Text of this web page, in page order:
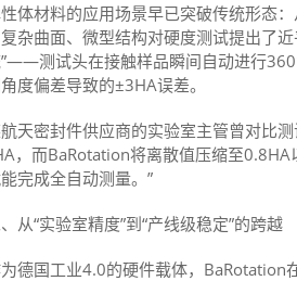
材料的应用场景早已突破传统形态：
杂曲面、微型结构对硬度测试提出了
测试头在接触样品瞬间自动进行
度偏差导致的±3HA误差。
密封件供应商的实验室主管曾对比测
，而BaRotation将离散值压缩至
完成全自动测量。”
“实验室精度”到“产线级稳定”的跨越
国工业4.0的硬件载体，BaRotation